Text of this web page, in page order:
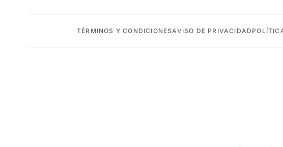
TÉRMINOS Y CONDICIONESAVISO DE PRIVACIDAD